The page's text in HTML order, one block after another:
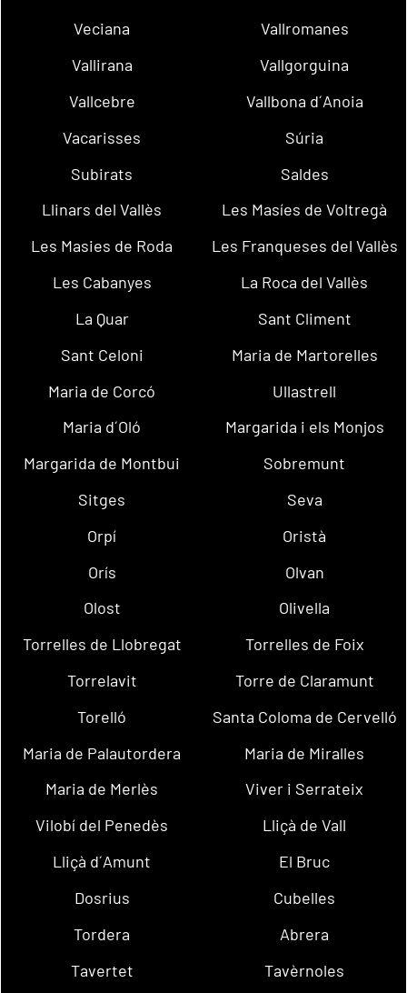
Veciana
Vallromanes
Vallirana
Vallgorguina
Vallcebre
Vallbona d´Anoia
Vacarisses
Súria
Subirats
Saldes
Llinars del Vallès
Les Masíes de Voltregà
Les Masies de Roda
Les Franqueses del Vallès
Les Cabanyes
La Roca del Vallès
La Quar
Sant Climent
Sant Celoni
Maria de Martorelles
Maria de Corcó
Ullastrell
Maria d´Oló
Margarida i els Monjos
Margarida de Montbui
Sobremunt
Sitges
Seva
Orpí
Oristà
Orís
Olvan
Olost
Olivella
Torrelles de Llobregat
Torrelles de Foix
Torrelavit
Torre de Claramunt
Torelló
Santa Coloma de Cervelló
Maria de Palautordera
Maria de Miralles
Maria de Merlès
Viver i Serrateix
Vilobí del Penedès
Lliçà de Vall
Lliçà d´Amunt
El Bruc
Dosrius
Cubelles
Tordera
Abrera
Tavertet
Tavèrnoles